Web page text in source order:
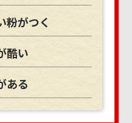
粉がつく
酷い
ある